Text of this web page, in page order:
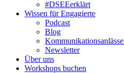
#DSEEerklärt
Wissen für Engagierte
Podcast
Blog
Newsletter
Über uns
Workshops buchen